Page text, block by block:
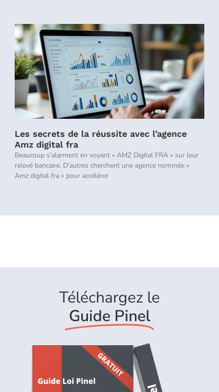
Les secrets de la réussite avec l’agence
Amz digital fra
Beaucoup s’alarment en voyant « AMZ Digital FRA » sur leur
relevé bancaire. D’autres cherchent une agence nommée «
Amz digital fra » pour accélérer
Téléchargez le
Guide Pinel